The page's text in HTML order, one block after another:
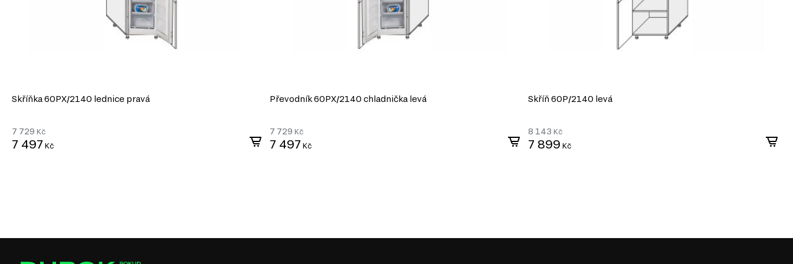
Skříňka 60PХ/2140 lednice pravá
7 729 Kč
7 497 Kč
Převodník 60PХ/2140 chladnička levá
7 729 Kč
7 497 Kč
Skříň 60P/2140 levá
8 143 Kč
7 899 Kč